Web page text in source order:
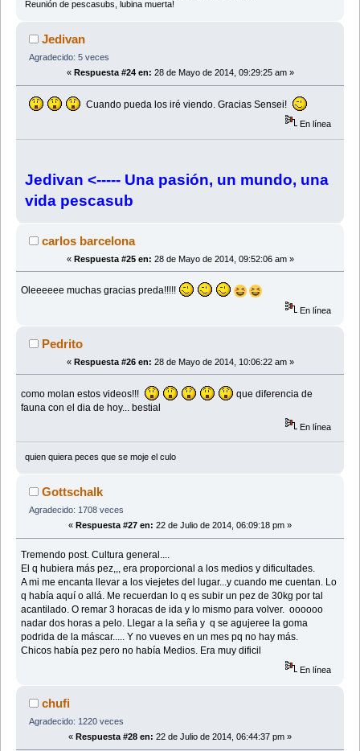
Reunión de pescasubs, lubina muerta!
Jedivan
Agradecido: 5 veces
« Respuesta #24 en: 28 de Mayo de 2014, 09:29:25 am »
Cuando pueda los iré viendo. Gracias Sensei!
En línea
Jedivan <----- Una pasión, un mundo, una
vida pescasub
carlos barcelona
« Respuesta #25 en: 28 de Mayo de 2014, 09:52:06 am »
Oleeeeee muchas gracias preda!!!!!
En línea
Pedrito
« Respuesta #26 en: 28 de Mayo de 2014, 10:06:22 am »
como molan estos videos!!!
que diferencia de
fauna con el dia de hoy... bestial
En línea
quien quiera peces que se moje el culo
Gottschalk
Agradecido: 1708 veces
« Respuesta #27 en: 22 de Julio de 2014, 06:09:18 pm »
Tremendo post. Cultura general....
El q hubiera más pez,,, era proporcional a los medios y dificultades.
A mi me encanta llevar a los viejetes del lugar...y cuando me cuentan. Lo
q había aquí o allá. Me recuerdan lo q es subir un pez de 30kg por tal
acantilado. O remar 3 horacas de ida y lo mismo para volver. oooooo
nadar dos horas a pelo. Llegar a la seña y q se agujeree la goma
podrida de la máscar..... Y no vueves en un mes pq no hay más.
Chicos había pez pero no había Medios. Era muy dificil
En línea
chufi
Agradecido: 1220 veces
« Respuesta #28 en: 22 de Julio de 2014, 06:44:37 pm »